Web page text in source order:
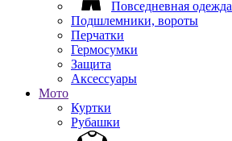
Повседневная одежда
Подшлемники, вороты
Перчатки
Гермосумки
Защита
Аксессуары
Мото
Куртки
Рубашки